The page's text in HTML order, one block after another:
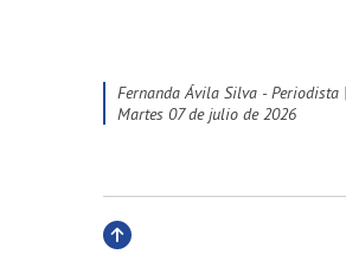
Fernanda Ávila Silva -
martes 07 de julio de 2026